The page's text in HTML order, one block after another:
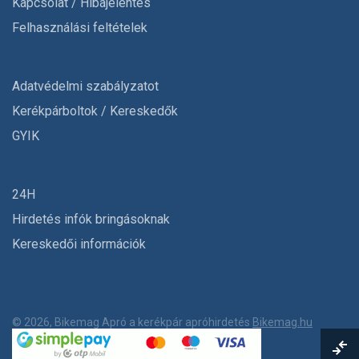
Felhasználási feltételek
Adatvédelmi szabályzatot
Kerékpárboltok / Kereskedők
GYIK
24H
Hirdetés infók bringásoknak
Kereskedői információk
© 2026, Bikemag Apró a kerékpár apróhirdetés Bikemag.hu